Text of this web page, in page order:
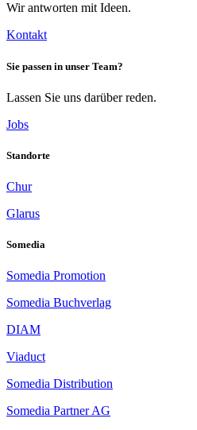
Wir antworten mit Ideen.
Kontakt
Sie passen in unser Team?
Lassen Sie uns darüber reden.
Jobs
Standorte
Chur
Glarus
Somedia
Somedia Promotion
Somedia Buchverlag
DIAM
Viaduct
Somedia Distribution
Somedia Partner AG